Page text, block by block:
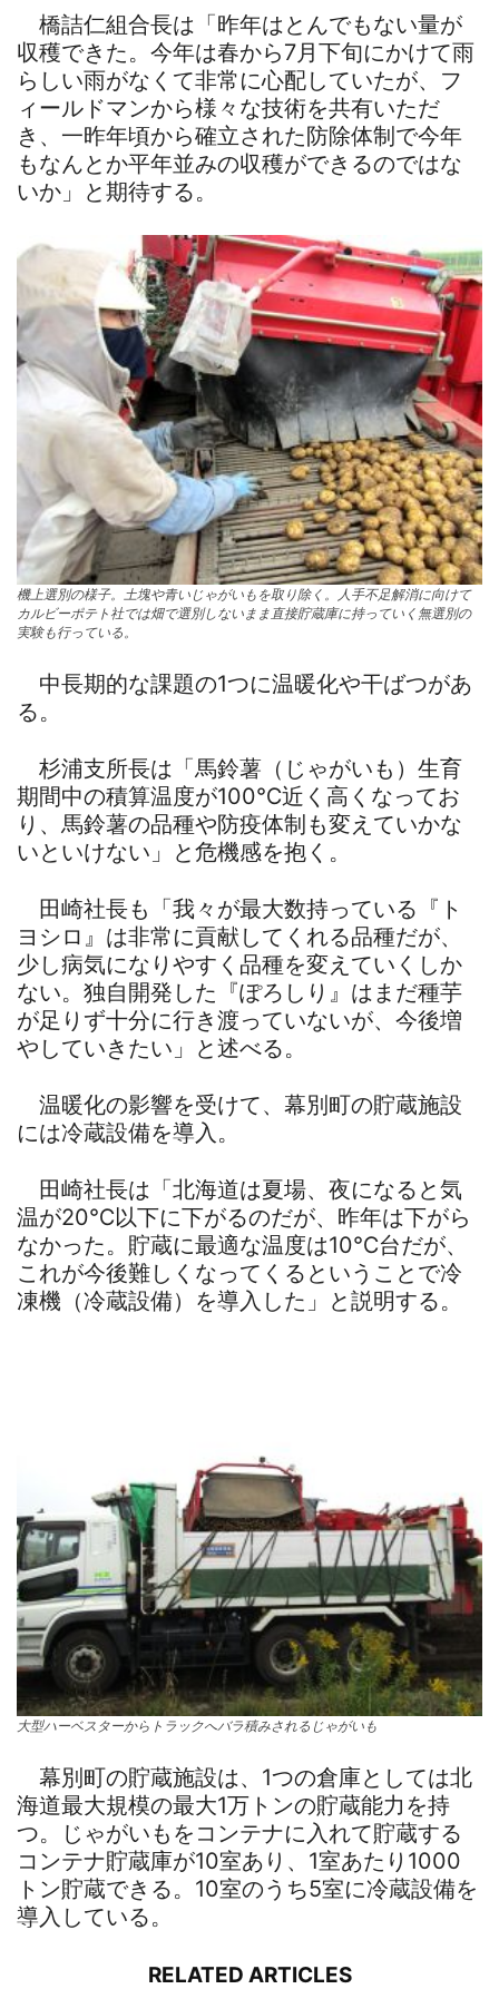
橋詰仁組合長は「昨年はとんでもない量が
収穫できた。今年は春から7月下旬にかけて雨
らしい雨がなくて非常に心配していたが、フ
ィールドマンから様々な技術を共有いただ
き、一昨年頃から確立された防除体制で今年
もなんとか平年並みの収穫ができるのではな
いか」と期待する。
機上選別の様子。土塊や青いじゃがいもを取り除く。人手不足解消に向けて
カルビーポテト社では畑で選別しないまま直接貯蔵庫に持っていく無選別の
実験も行っている。
中長期的な課題の1つに温暖化や干ばつがあ
る。
杉浦支所長は「馬鈴薯（じゃがいも）生育
期間中の積算温度が100℃近く高くなってお
り、馬鈴薯の品種や防疫体制も変えていかな
いといけない」と危機感を抱く。
田崎社長も「我々が最大数持っている『ト
ヨシロ』は非常に貢献してくれる品種だが、
少し病気になりやすく品種を変えていくしか
ない。独自開発した『ぽろしり』はまだ種芋
が足りず十分に行き渡っていないが、今後増
やしていきたい」と述べる。
温暖化の影響を受けて、幕別町の貯蔵施設
には冷蔵設備を導入。
田崎社長は「北海道は夏場、夜になると気
温が20℃以下に下がるのだが、昨年は下がら
なかった。貯蔵に最適な温度は10℃台だが、
これが今後難しくなってくるということで冷
凍機（冷蔵設備）を導入した」と説明する。
大型ハーベスターからトラックへバラ積みされるじゃがいも
幕別町の貯蔵施設は、1つの倉庫としては北
海道最大規模の最大1万トンの貯蔵能力を持
つ。じゃがいもをコンテナに入れて貯蔵する
コンテナ貯蔵庫が10室あり、1室あたり1000
トン貯蔵できる。10室のうち5室に冷蔵設備を
導入している。
RELATED ARTICLES